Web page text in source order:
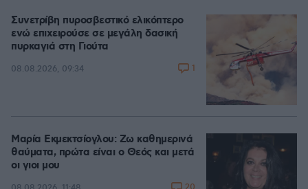
Συνετρίβη πυροσβεστικό ελικόπτερο
ενώ επιχειρούσε σε μεγάλη δασική
πυρκαγιά στη Γιούτα
08.08.2026, 09:34 1
Μαρία Εκμεκτσίογλου: Ζω καθημερινά
θαύματα, πρώτα είναι ο Θεός και μετά
οι γιοι μου